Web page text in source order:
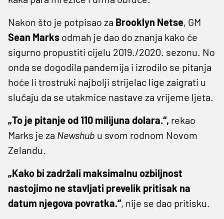
Nakon što je potpisao za Brooklyn Netse, GM
Sean Marks odmah je dao do znanja kako će
sigurno propustiti cijelu 2019./2020. sezonu. No
onda se dogodila pandemija i izrodilo se pitanja
hoće li trostruki najbolji strijelac lige zaigrati u
slučaju da se utakmice nastave za vrijeme ljeta.
„To je pitanje od 110 milijuna dolara.“, rekao
Marks je za Newshub u svom rodnom Novom
Zelandu.
„Kako bi zadržali maksimalnu ozbiljnost
nastojimo ne stavljati prevelik pritisak na
datum njegova povratka.“, nije se dao pritisku.